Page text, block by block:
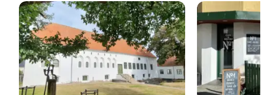
Museum Mors Bistro No1 -